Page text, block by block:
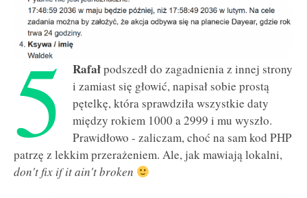
5 Rafałpodszedł do zagadnienia z innej strony
i zamiast się głowić, napisał sobie prostą
pętelkę, która sprawdziła wszystkie daty
między rokiem 1000 a 2999 i mu wyszło.
Prawidłowo - zaliczam, choć na sam kod PHP
patrzę z lekkim przerażeniem. Ale, jak mawiają lokalni,
don't fix if it ain't broken